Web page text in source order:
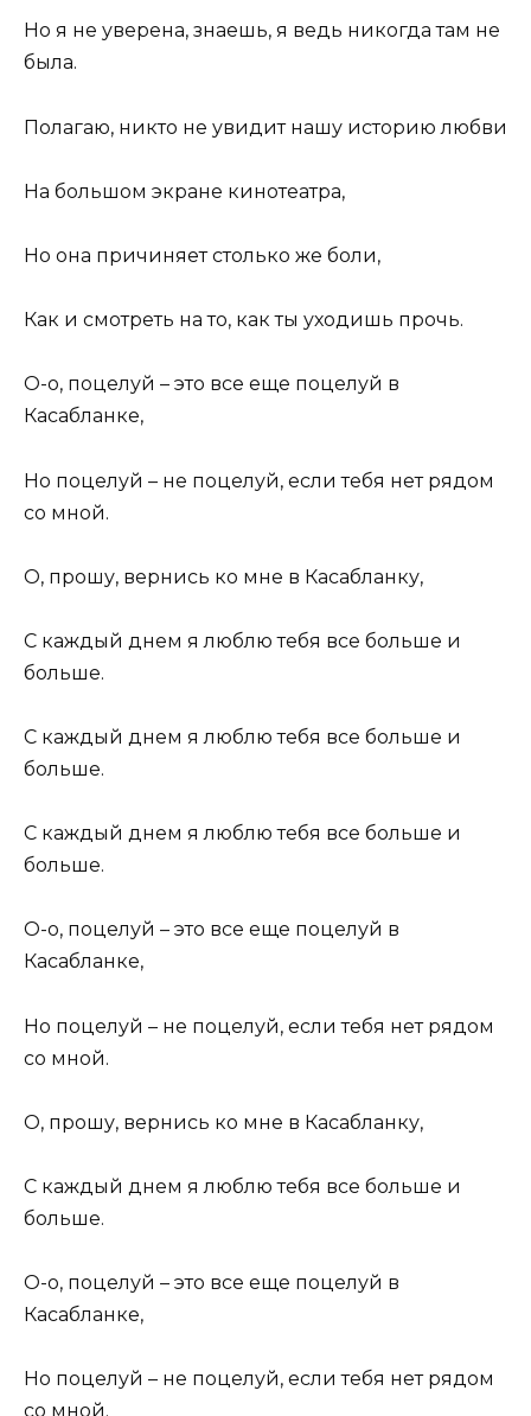
Но я не уверена, знаешь, я ведь никогда там не
была.
Полагаю, никто не увидит нашу историю любви
На большом экране кинотеатра,
Но она причиняет столько же боли,
Как и смотреть на то, как ты уходишь прочь.
О-о, поцелуй – это все еще поцелуй в
Касабланке,
Но поцелуй – не поцелуй, если тебя нет рядом
со мной.
О, прошу, вернись ко мне в Касабланку,
С каждый днем я люблю тебя все больше и
больше.
С каждый днем я люблю тебя все больше и
больше.
С каждый днем я люблю тебя все больше и
больше.
О-о, поцелуй – это все еще поцелуй в
Касабланке,
Но поцелуй – не поцелуй, если тебя нет рядом
со мной.
О, прошу, вернись ко мне в Касабланку,
С каждый днем я люблю тебя все больше и
больше.
О-о, поцелуй – это все еще поцелуй в
Касабланке,
Но поцелуй – не поцелуй, если тебя нет рядом
со мной.